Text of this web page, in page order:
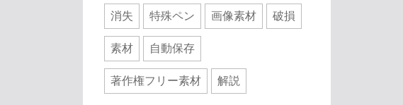
消失 特殊ペン 画像素材 破損
素材 自動保存
著作権フリー素材 解説